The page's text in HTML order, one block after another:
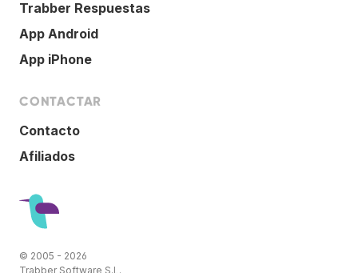
Trabber Respuestas
App Android
App iPhone
CONTACTAR
Contacto
Afiliados
© 2005 - 2026
Trabber Software S.L.